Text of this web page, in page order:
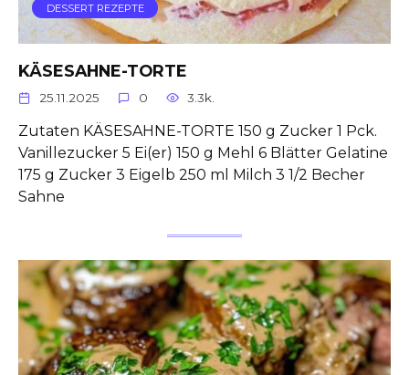
DESSERT REZEPTE
KÄSESAHNE-TORTE
25.11.2025 0 3.3k.
Zutaten KÄSESAHNE-TORTE 150 g Zucker 1 Pck.
Vanillezucker 5 Ei(er) 150 g Mehl 6 Blätter Gelatine
175 g Zucker 3 Eigelb 250 ml Milch 3 1/2 Becher
Sahne